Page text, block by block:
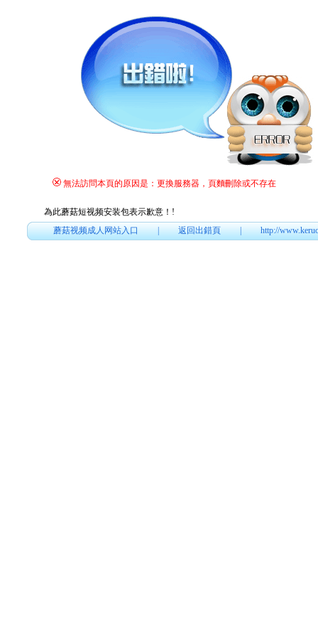
無法訪問本頁的原因是：更換服務器，頁麵刪除或不存在
為此蘑菇短视频安装包表示歉意！ !
蘑菇视频成人网站入口|返回出錯頁|http://